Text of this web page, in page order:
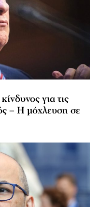
για τις
– Η μόχλευση σε